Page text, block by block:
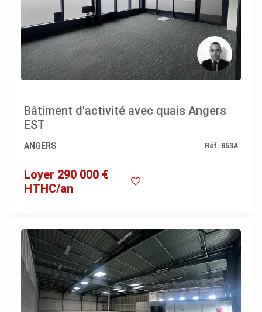
Bâtiment d'activité avec quais Angers
EST
ANGERS Réf. 853A
Loyer 290 000 €
HTHC/an